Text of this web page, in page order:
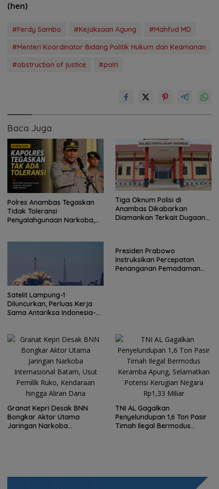
(hen)
#Ferdy Sambo #Kejaksaan Agung
#Mahfud MD
#Menteri Koordinator Bidang Politik Hukum dan Keamanan
#obstruction of justice
#polri
Baca Juga
Polres Anambas Tegaskan
Tidak Toleransi
Penyalahgunaan Narkoba,
Tiga Oknum Polisi di
Anambas Dikabarkan
Diamankan Terkait Dugaan
Satelit Lampung-1
Diluncurkan, Perluas Kerja
Sama Antariksa Indonesia-
Presiden Prabowo
Instruksikan Percepatan
Penanganan Pemadaman
Granat Kepri Desak BNN
Bongkar Aktor Utama
Jaringan Narkoba
TNI AL Gagalkan
Penyelundupan 1,6 Ton Pasir
Timah Ilegal Bermodus